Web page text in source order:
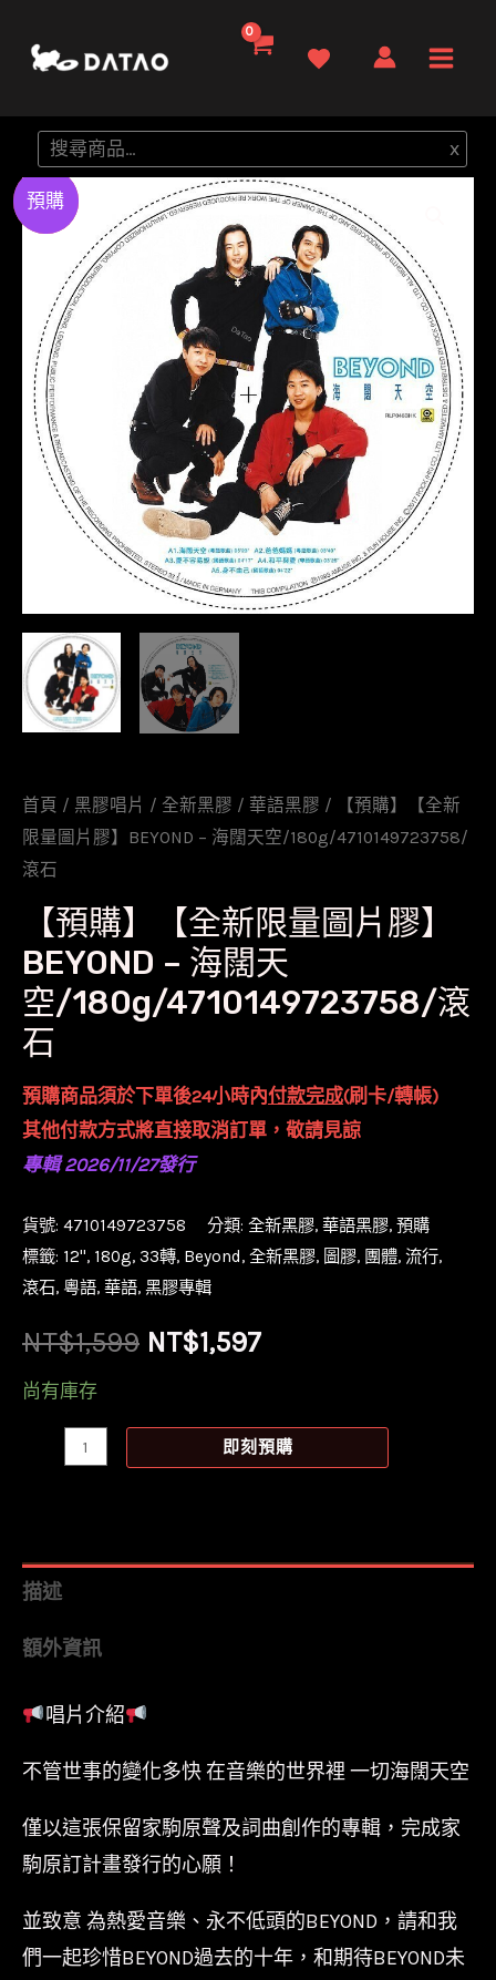
要
容
Menu
搜
尋
x
Preorder
特價
首頁 / 黑膠唱片 / 全新黑膠 / 華語黑膠 / 【預購】【全新
限量圖片膠】BEYOND – 海闊天空/180g/4710149723758/
滾石
【預購】【全新限量圖片膠】
BEYOND – 海闊天
空/180g/4710149723758/滾
石
預購商品須於下單後24小時內付款完成(刷卡/轉帳)
其他付款方式將直接取消訂單，敬請見諒
專輯 2026/11/27發行
貨號: 4710149723758 分類: 全新黑膠, 華語黑膠, 預購
標籤: 12'', 180g, 33轉, Beyond, 全新黑膠, 圖膠, 團體, 流行,
滾石, 粵語, 華語, 黑膠專輯
NT$1,599 原
NT$1,597目
價
尚有庫存
限
圖
膠】
海
闊
空/180g/4710149723758/
滾
即刻預購
描述
額外資訊
唱片介紹
不管世事的變化多快 在音樂的世界裡 一切海闊天空
僅以這張保留家駒原聲及詞曲創作的專輯，完成家
駒原訂計畫發行的心願！
並致意 為熱愛音樂、永不低頭的BEYOND，請和我
們一起珍惜BEYOND過去的十年，和期待BEYOND未